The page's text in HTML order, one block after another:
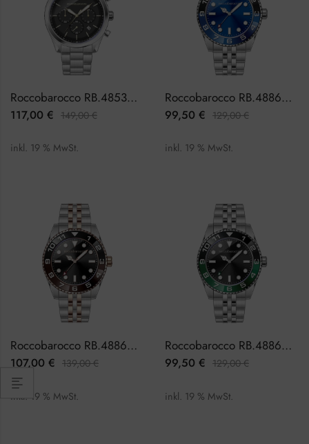
Roccobarocco RB.4853M-01M Herrenuhr Chronograph
117,00 € 149,00€
inkl. 19 % MwSt.
Roccobarocco RB.4886M-02M Herrenuhr
99,50 € 129,00€
inkl. 19 % MwSt.
Roccobarocco RB.4886M-04M Herrenuhr
107,00 € 139,00€
inkl. 19 % MwSt.
Roccobarocco RB.4886M-10M Herrenuhr
99,50 € 129,00€
inkl. 19 % MwSt.